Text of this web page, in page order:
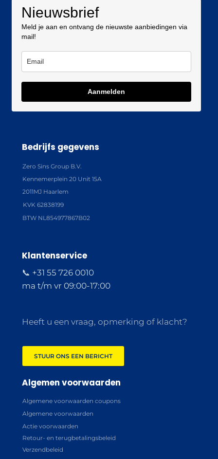
Nieuwsbrief
Meld je aan en ontvang de nieuwste aanbiedingen via
mail!
Aanmelden
Bedrijfs gegevens
Zero Sins Group B.V.
Kennemerplein 20 Unit 15A
2011MJ Haarlem
KVK 62838199
BTW NL854977867B02
Klantenservice
📞 +31 55 726 0010
ma t/m vr 09:00-17:00
Heeft u een vraag, opmerking of klacht?
STUUR ONS EEN BERICHT
Algemen voorwaarden
Algemene voorwaarden coupons
Algemene voorwaarden
Actie voorwaarden
Retour- en terugbetalingsbeleid
Verzendbeleid